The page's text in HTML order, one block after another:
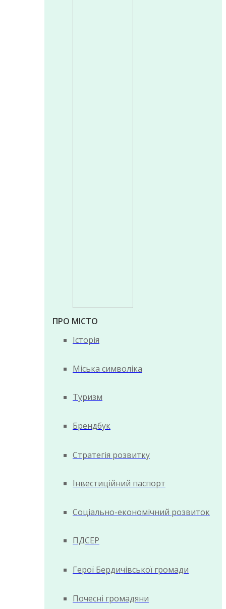
ПРО МІСТО
Історія
Міська символіка
Туризм
Брендбук
Стратегія розвитку
Інвестиційний паспорт
Соціально-економічний розвиток
ПДСЕР
Герої Бердичівської громади
Почесні громадяни